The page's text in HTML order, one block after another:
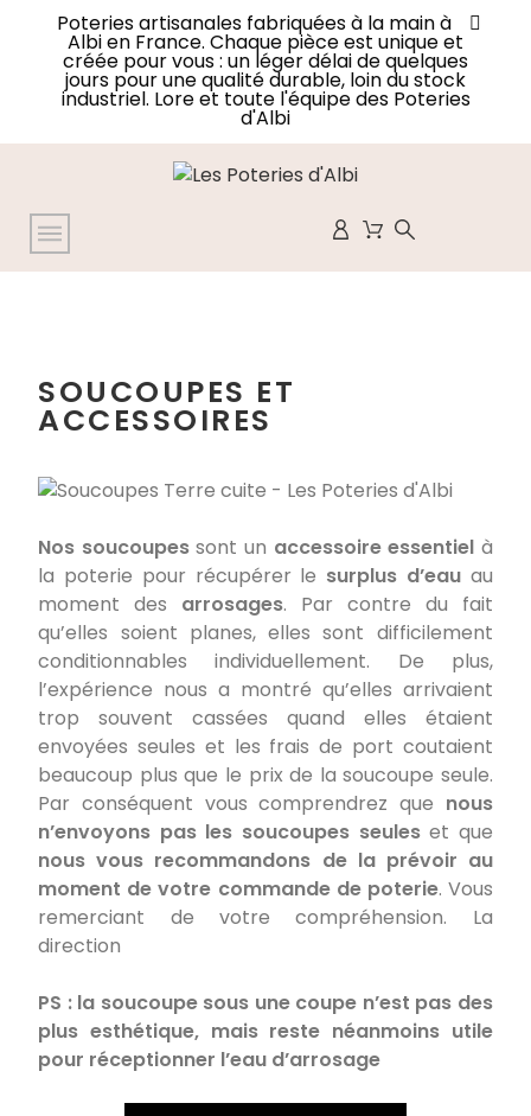
Poteries artisanales fabriquées à la main à
Albi en France. Chaque pièce est unique et
créée pour vous : un léger délai de quelques
jours pour une qualité durable, loin du stock
industriel. Lore et toute l'équipe des Poteries
d'Albi
SOUCOUPES ET
ACCESSOIRES
Nos soucoupessont un accessoire essentiel à
la poterie pour récupérer le surplus d’eauau
moment des arrosages. Par contre du fait
qu’elles soient planes, elles sont difficilement
conditionnables individuellement. De plus,
l’expérience nous a montré qu’elles arrivaient
trop souvent cassées quand elles étaient
envoyées seules et les frais de port coutaient
beaucoup plus que le prix de la soucoupe seule.
Par conséquent vous comprendrez que nous
n’envoyons pas les soucoupes seuleset que
nous vous recommandons de la prévoir au
moment de votre commande de poterie. Vous
remerciant de votre compréhension. La
direction
PS : la soucoupe sous une coupe n’est pas des
plus esthétique, mais reste néanmoins utile
pour réceptionner l’eau d’arrosage